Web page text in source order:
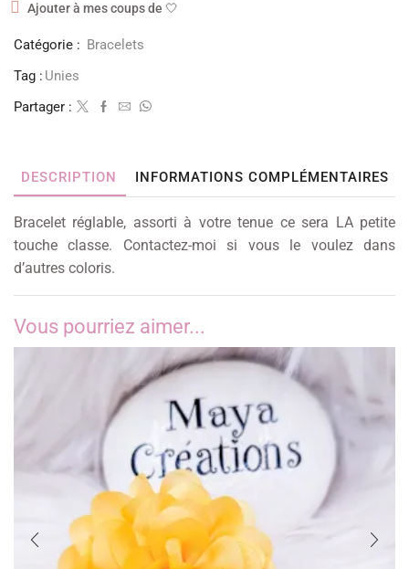
Ajouter à mes coups de 🤍
Catégorie : Bracelets
Tag : Unies
Partager :
DESCRIPTION INFORMATIONS COMPLÉMENTAIRES
Bracelet réglable, assorti à votre tenue ce sera LA petite
touche classe. Contactez-moi si vous le voulez dans
d’autres coloris.
Vous pourriez aimer...